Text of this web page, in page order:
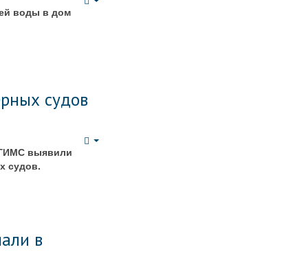
воды в дом
судов
выявили
судов.
в